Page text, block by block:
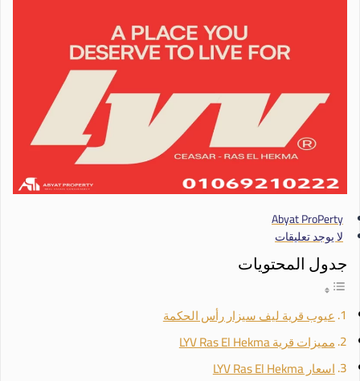
Abyat ProPerty
لا يوجد تعليقات
جدول المحتويات
عيوب قرية ليف سيزار رأس الحكمة
مميزات قرية LYV Ras El Hekma
اسعار LYV Ras El Hekma